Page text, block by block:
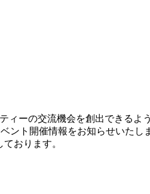
ィーの交流機会を創出できるよ
ント開催情報をお知らせいたし
ております。